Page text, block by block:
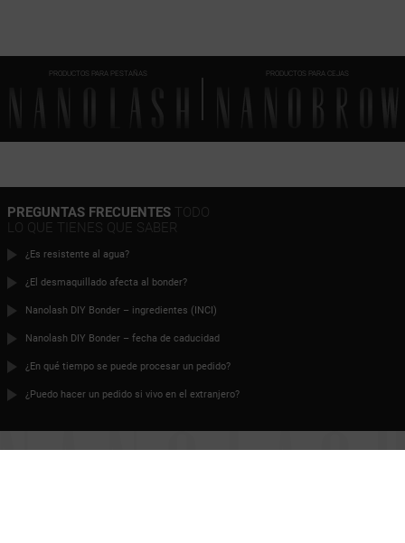
PRODUCTOS PARA PESTAÑAS PRODUCTOS PARA CEJAS
PREGUNTAS FRECUENTESTODO
LO QUE TIENES QUE SABER
¿Es resistente al agua?
¿El desmaquillado afecta al bonder?
Nanolash DIY Bonder – ingredientes (INCI)
Nanolash DIY Bonder – fecha de caducidad
¿En qué tiempo se puede procesar un pedido?
¿Puedo hacer un pedido si vivo en el extranjero?